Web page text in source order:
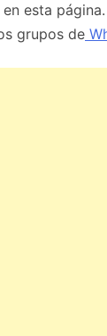
en esta
grupos de